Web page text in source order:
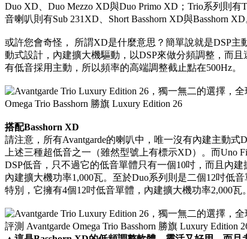
Duo XD、Duo Mezzo XD與Duo Primo XD；Trio系列則
音喇叭則有Sub 231XD、Short Basshorn XD與Basshorn XD
或許您會奇怪， 所謂XD是什麼意思？簡單說就是DSP
動式設計，內建擴大機驅動，以DSP來做分頻調整，而
有低音採用主動，所以頻率的高端調整截止點在500Hz。
搭配Basshorn XD
請注意，所有Avantgarde的喇叭中，唯一沒有內建主動
上述三種超低音之一（雖然型號上有標示XD）。而Uno
DSP低音，只不過它的低音單體只有一個10吋，而且內
內建擴大機功率1,000瓦。至於Duo系列則是二個12吋低
特別，它擁有4個12吋低音單體，內建擴大機功率2,000瓦。